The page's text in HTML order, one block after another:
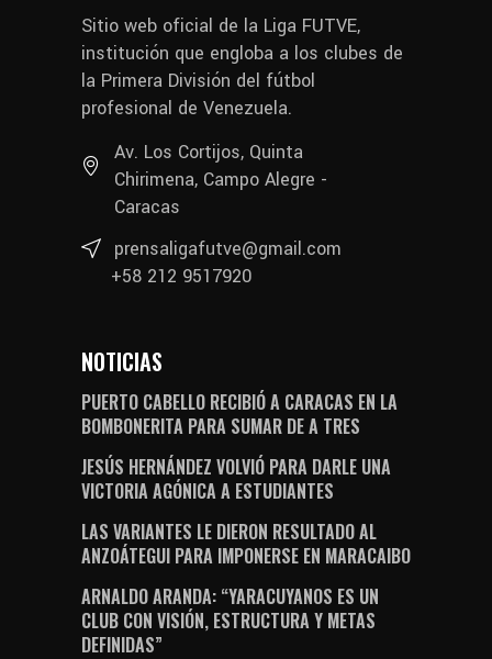
Sitio web oficial de la Liga FUTVE,
institución que engloba a los clubes de
la Primera División del fútbol
profesional de Venezuela.
Av. Los Cortijos, Quinta
Chirimena, Campo Alegre -
Caracas
prensaligafutve@gmail.com
+58 212 9517920
NOTICIAS
PUERTO CABELLO RECIBIÓ A CARACAS EN LA
BOMBONERITA PARA SUMAR DE A TRES
JESÚS HERNÁNDEZ VOLVIÓ PARA DARLE UNA
VICTORIA AGÓNICA A ESTUDIANTES
LAS VARIANTES LE DIERON RESULTADO AL
ANZOÁTEGUI PARA IMPONERSE EN MARACAIBO
ARNALDO ARANDA: “YARACUYANOS ES UN
CLUB CON VISIÓN, ESTRUCTURA Y METAS
DEFINIDAS”